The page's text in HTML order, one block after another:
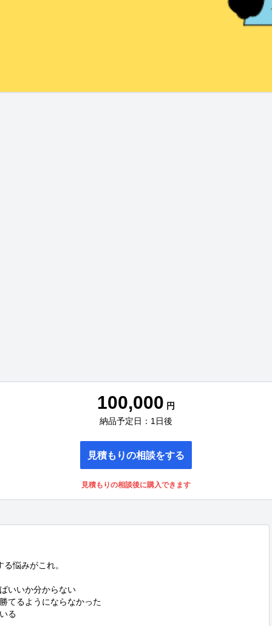
100,000 円
納品予定日：1日後
見積もりの相談をする
見積もりの相談後に購入できます
悩みがこれ。
いいか分からない
てるようにならなかった
る